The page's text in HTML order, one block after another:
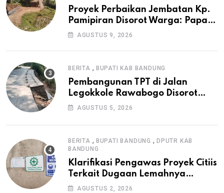
Proyek Perbaikan Jembatan Kp.
Pamipiran Disorot Warga: Papan
Informasi Tak Cantumkan PPK,
AGUSTUS 9, 2026
BERITA , BUPATI KAB BANDUNG
Pembangunan TPT di Jalan
Legokkole Rawabogo Disorot
Warga, Selesai Tanpa Papan
AGUSTUS 5, 2026
BERITA , BUPATI BANDUNG ,DPUTR KAB
BANDUNG
Klarifikasi Pengawas Proyek Citiis
Terkait Dugaan Lemahnya
Pengawasan K3
AGUSTUS 2, 2026